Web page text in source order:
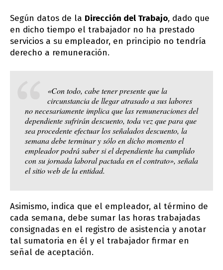
Según datos de la Dirección del Trabajo, dado que
en dicho tiempo el trabajador no ha prestado
servicios a su empleador, en principio no tendría
derecho a remuneración.
«Con todo, cabe tener presente que la
circunstancia de llegar atrasado a sus labores
no necesariamente implica que las remuneraciones del
dependiente sufrirán descuento, toda vez que para que
sea procedente efectuar los señalados descuento, la
semana debe terminar y sólo en dicho momento el
empleador podrá saber si el dependiente ha cumplido
con su jornada laboral pactada en el contrato», señala
el sitio web de la entidad.
Asimismo, indica que el empleador, al término de
cada semana, debe sumar las horas trabajadas
consignadas en el registro de asistencia y anotar
tal sumatoria en él y el trabajador firmar en
señal de aceptación.